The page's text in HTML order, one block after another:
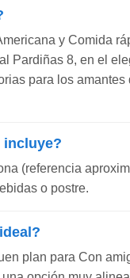
y Comida
Pardiñas 8, en el
para los
incluye?
(referencia
o postre.
plan para Con